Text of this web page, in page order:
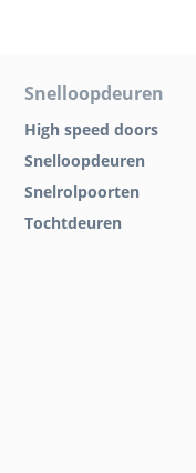
Snelloopdeuren
High speed doors
Snelloopdeuren
Snelrolpoorten
Tochtdeuren